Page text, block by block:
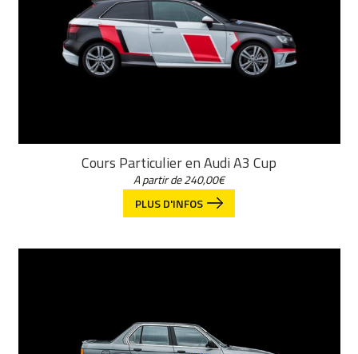
Cours Particulier en Audi A3 Cup
A partir de240,00€
PLUS D'INFOS